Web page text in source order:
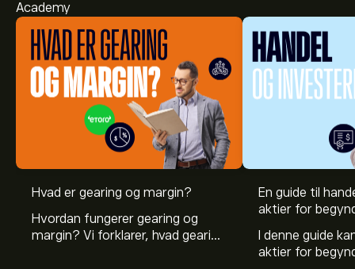
Academy
Hvad er gearing og margin?
Hvordan fungerer gearing og
margin? Vi forklarer, hvad gearing
En guide til
aktier for
I denne guide
aktier for